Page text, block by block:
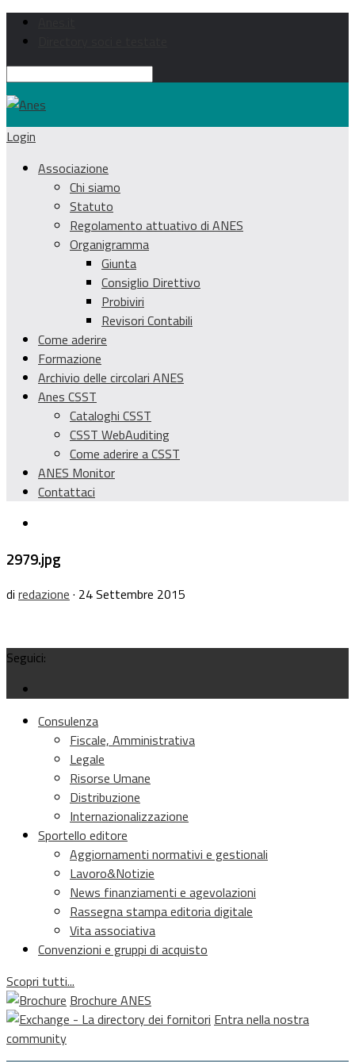
Login
Associazione
Chi siamo
Statuto
Regolamento attuativo di ANES
Organigramma
Giunta
Consiglio Direttivo
Probiviri
Revisori Contabili
Come aderire
Formazione
Archivio delle circolari ANES
Anes CSST
Cataloghi CSST
CSST WebAuditing
Come aderire a CSST
ANES Monitor
Contattaci
2979.jpg
di redazione · 24 Settembre 2015
Seguici:
Consulenza
Fiscale, Amministrativa
Legale
Risorse Umane
Distribuzione
Internazionalizzazione
Sportello editore
Aggiornamenti normativi e gestionali
Lavoro&Notizie
News finanziamenti e agevolazioni
Rassegna stampa editoria digitale
Vita associativa
Convenzioni e gruppi di acquisto
Scopri tutti...
Brochure ANES
Entra nella nostra
community